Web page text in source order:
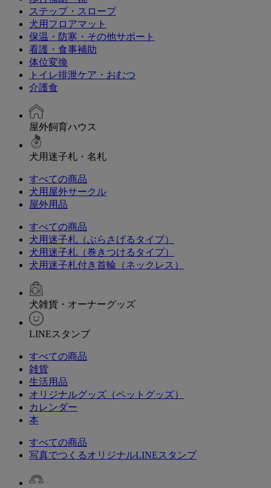
ステップ・スロープ
犬用フロアマット
保温・防寒・その他サポート
看護・食事補助
体位変換
トイレ排泄ケア・おむつ
介護食
屋外飼育ハウス
犬用迷子札・名札
すべての商品
犬用屋外サークル
屋外用品
すべての商品
犬用迷子札（ぶらさげるタイプ）
犬用迷子札（巻きつけるタイプ）
犬用迷子札付き首輪（ネックレス）
犬雑貨・オーナーグッズ
LINEスタンプ
すべての商品
雑貨
生活用品
オリジナルグッズ（ペットグッズ）
カレンダー
本
すべての商品
写真でつくるオリジナルLINEスタンプ